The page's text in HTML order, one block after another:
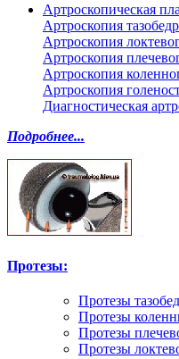
Артроскопическая
Артроскопия
Артроскопия
Артроскопия
Артроскопия
Артроскопия
Диагностическая
Подробнее...
Протезы:
Протезы
Протезы
Протезы
Протезы